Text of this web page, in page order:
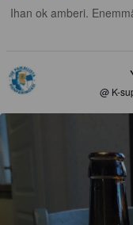
Ihan ok amberi.
@ K-